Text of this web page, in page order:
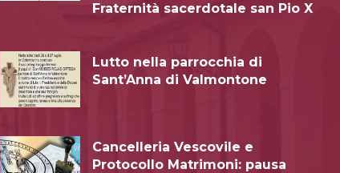
Fraternità sacerdotale san Pio X
Lutto nella parrocchia di
Sant’Anna di Valmontone
Cancelleria Vescovile e
Protocollo Matrimoni: pausa